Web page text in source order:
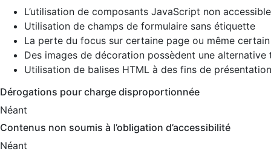
L’utilisation de composants JavaScript non
Utilisation de champs de formulaire sans étiquette
La perte du focus sur certaine page ou même
Des images de décoration possèdent une alternative
Utilisation de balises HTML à des fins de
Dérogations pour charge disproportionnée
Néant
Contenus non soumis à l’obligation d’accessibilité
Néant